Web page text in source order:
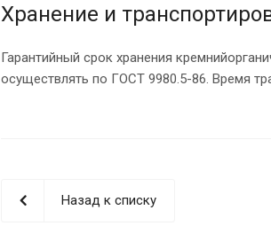
Хранение и
Гарантийный срок хранения
осуществлять по ГОСТ 9980.5-86. Время
Назад к списку